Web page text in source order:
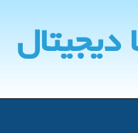
دیجیتال